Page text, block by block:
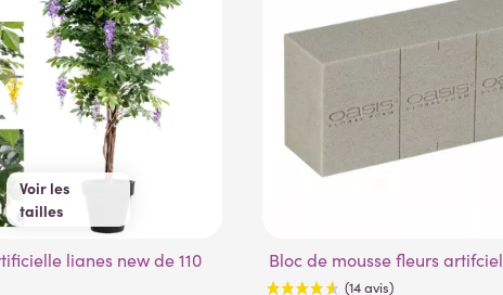
Voir les
tailles
110 cm
150 cm
180 cm
Bloc de mousse fleurs